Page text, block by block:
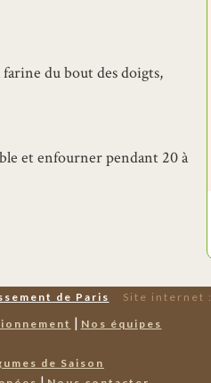
du bout des doigts,
et enfourner pendant 20 à
de Paris Site internet :
| Nos équipes
de Saison